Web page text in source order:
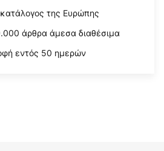
της Ευρώπης
άρθρα άμεσα διαθέσιμα
εντός 50 ημερών